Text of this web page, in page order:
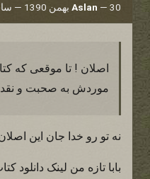
Aslan — 30 بهمن 1390 — ساعت 11:12
اصلان ! تا موقعی که
موردش به صحبت و
نه تو رو خدا جان این
بابا تازه من لینک دانلود